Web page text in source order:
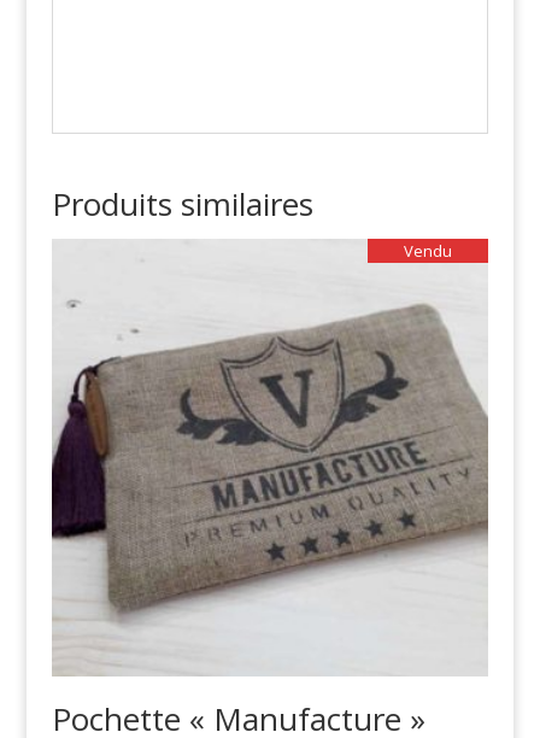
Produits similaires
Vendu
Pochette « Manufacture »